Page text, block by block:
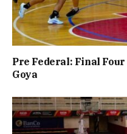
Pre Federal: Final
Goya